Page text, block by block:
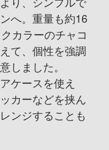
へ。 重量も約16
カラーのチャコ
て、 個性を強調
しました。
ケースを使え
カーなどを挟ん
ンジすることも